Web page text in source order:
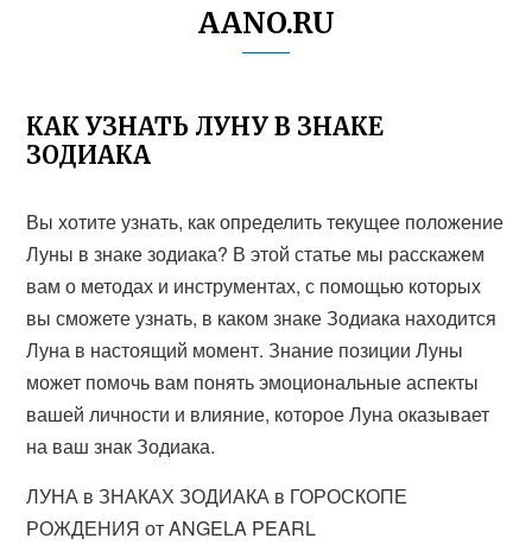
AANO.RU
КАК УЗНАТЬ ЛУНУ В ЗНАКЕ
ЗОДИАКА
Вы хотите узнать, как определить текущее положение
Луны в знаке зодиака? В этой статье мы расскажем
вам о методах и инструментах, с помощью которых
вы сможете узнать, в каком знаке Зодиака находится
Луна в настоящий момент. Знание позиции Луны
может помочь вам понять эмоциональные аспекты
вашей личности и влияние, которое Луна оказывает
на ваш знак Зодиака.
ЛУНА в ЗНАКАХ ЗОДИАКА в ГОРОСКОПЕ
РОЖДЕНИЯ от ANGELA PEARL